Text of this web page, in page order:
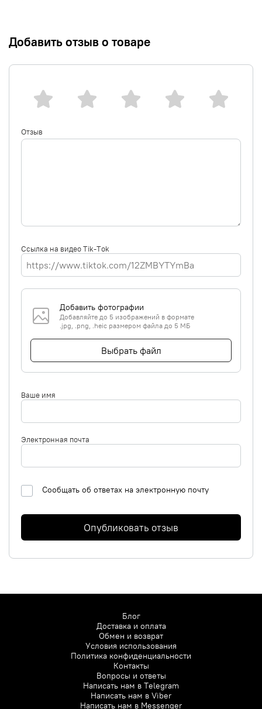
Добавить отзыв о товаре
Отзыв
Ссылка на видео Tik-Tok
Добавить фотографии
Добавляйте до 5 изображений в формате
.jpg, .png, .heic размером файла до 5 МБ
Выбрать файл
Ваше имя
Электронная почта
Сообщать об ответах на электронную почту
Опубликовать отзыв
Блог
Доставка и оплата
Обмен и возврат
Условия использования
Политика конфиденциальности
Контакты
Вопросы и ответы
Написать нам в Telegram
Написать нам в Viber
Написать нам в Messenger